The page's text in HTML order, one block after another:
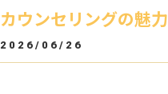
カウンセリングの魅
2026/06/26